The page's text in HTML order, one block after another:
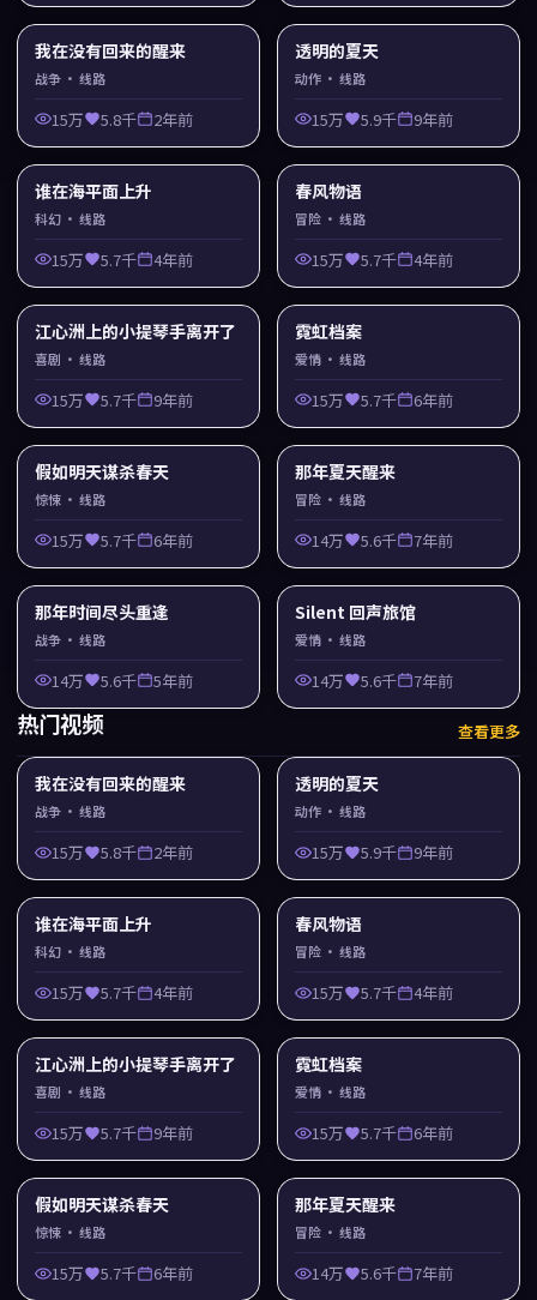
我在没有回来的醒来
战争 · 线路
15万 5.8千 2年前
透明的夏天
动作 · 线路
15万 5.9千 9年前
谁在海平面上升
科幻 · 线路
15万 5.7千 4年前
春风物语
冒险 · 线路
15万 5.7千 4年前
江心洲上的小提琴手离开了
喜剧 · 线路
15万 5.7千 9年前
霓虹档案
爱情 · 线路
15万 5.7千 6年前
假如明天谋杀春天
惊悚 · 线路
15万 5.7千 6年前
那年夏天醒来
冒险 · 线路
14万 5.6千 7年前
那年时间尽头重逢
战争 · 线路
14万 5.6千 5年前
Silent 回声旅馆
爱情 · 线路
14万 5.6千 7年前
热门视频 查看更多
我在没有回来的醒来
战争 · 线路
15万 5.8千 2年前
透明的夏天
动作 · 线路
15万 5.9千 9年前
谁在海平面上升
科幻 · 线路
15万 5.7千 4年前
春风物语
冒险 · 线路
15万 5.7千 4年前
江心洲上的小提琴手离开了
喜剧 · 线路
15万 5.7千 9年前
霓虹档案
爱情 · 线路
15万 5.7千 6年前
假如明天谋杀春天
惊悚 · 线路
15万 5.7千 6年前
那年夏天醒来
冒险 · 线路
14万 5.6千 7年前